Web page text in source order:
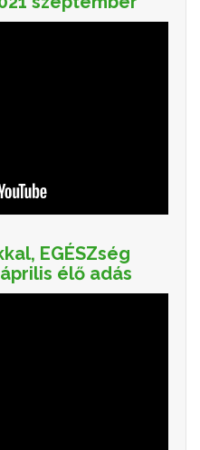
EGÉSZség
élő adás